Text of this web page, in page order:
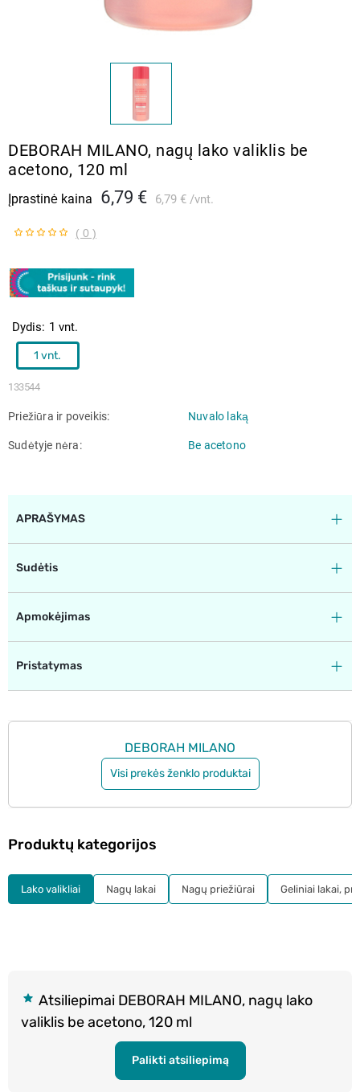
DEBORAH MILANO, nagų lako valiklis be
acetono, 120 ml
Įprastinė kaina 6,79 € 6,79 € vnt.
( 0 )
133544
Dydis 1 vnt.
1 vnt.
Priežiūra ir poveikis Nuvalo laką
Sudėtyje nėra Be acetono
APRAŠYMAS
Sudėtis
Apmokėjimas
Pristatymas
DEBORAH MILANO
Visi prekės ženklo produktai
Atsiliepimai DEBORAH MILANO, nagų lako
valiklis be acetono, 120 ml
Palikti atsiliepimą
Produktų kategorijos
Lako valikliai Nagų lakai Nagų priežiūrai Geliniai lakai,